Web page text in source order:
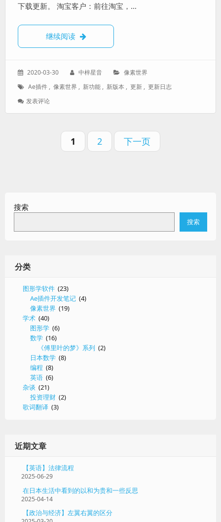
界
注
册
下载更新。 淘宝客户：前往淘宝，…
继续阅读 像素世界 更新日志
发
于：
2020-03-30
作
中梓星音
分
像素世界
标
Ae插件 , 像素世界 , 新功能 , 新版本 , 更新 , 更新日志
发表评论: 像
页
码：
1
页
码：
2 下一页
搜索
搜索
分类
图形学软件 (23)
Ae插件开发笔记 (4)
像素世界 (19)
学术 (40)
图形学 (6)
数学 (16)
《傅里叶的梦》系列 (2)
日本数学 (8)
编程 (8)
英语 (6)
杂谈 (21)
投资理财 (2)
歌词翻译 (3)
近期文章
【英语】法律流程
2025-06-29
在日本生活中看到的以和为贵和一些反思
2025-04-14
【政治与经济】左翼右翼的区分